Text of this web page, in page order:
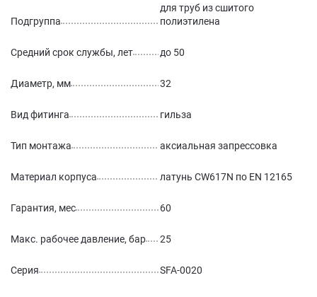
Подгруппа
для труб из сшитого
полиэтилена
Средний срок службы, лет до 50
Диаметр, мм 32
Вид фитинга гильза
Тип монтажа аксиальная запрессовка
Материал корпуса латунь CW617N по EN 12165
Гарантия, мес 60
Макс. рабочее давление, бар 25
Серия SFA-0020